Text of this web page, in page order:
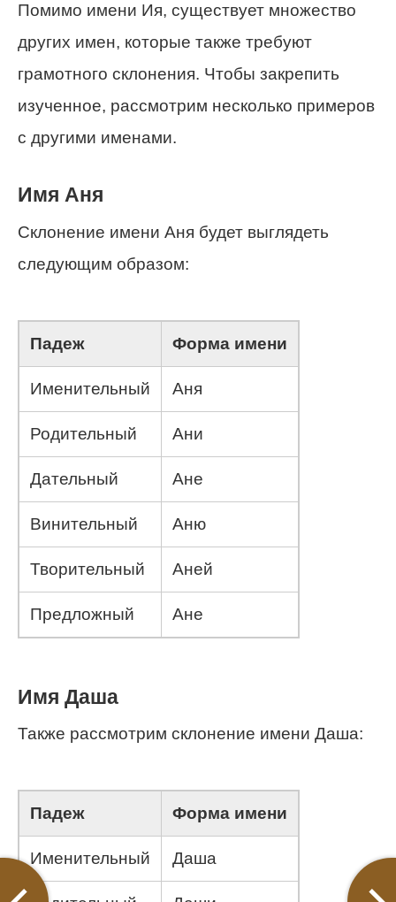
Помимо имени Ия, существует множество
других имен, которые также требуют
грамотного склонения. Чтобы закрепить
изученное, рассмотрим несколько примеров
с другими именами.
Имя Аня
Склонение имени Аня будет выглядеть
следующим образом:
Падеж Форма имени
Именительный Аня
Родительный Ани
Дательный Ане
Винительный Аню
Творительный Аней
Предложный Ане
Имя Даша
Также рассмотрим склонение имени Даша:
Падеж Форма имени
Именительный Даша